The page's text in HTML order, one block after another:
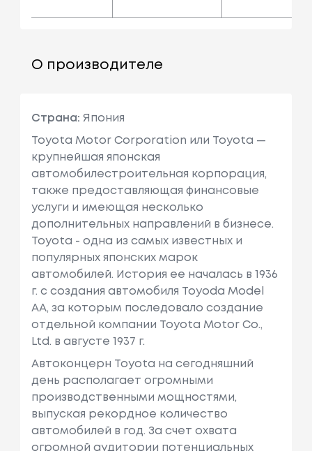
О производителе
Страна: Япония
Toyota Motor Corporation или Toyota —
крупнейшая японская
автомобилестроительная корпорация,
также предоставляющая финансовые
услуги и имеющая несколько
дополнительных направлений в бизнесе.
Toyota - одна из самых известных и
популярных японских марок
автомобилей. История ее началась в 1936
г. с создания автомобиля Toyoda Model
AA, за которым последовало создание
отдельной компании Toyota Motor Co.,
Ltd. в августе 1937 г.
Автоконцерн Toyota на сегодняшний
день располагает огромными
производственными мощностями,
выпуская рекордное количество
автомобилей в год. За счет охвата
огромной аудитории потенциальных